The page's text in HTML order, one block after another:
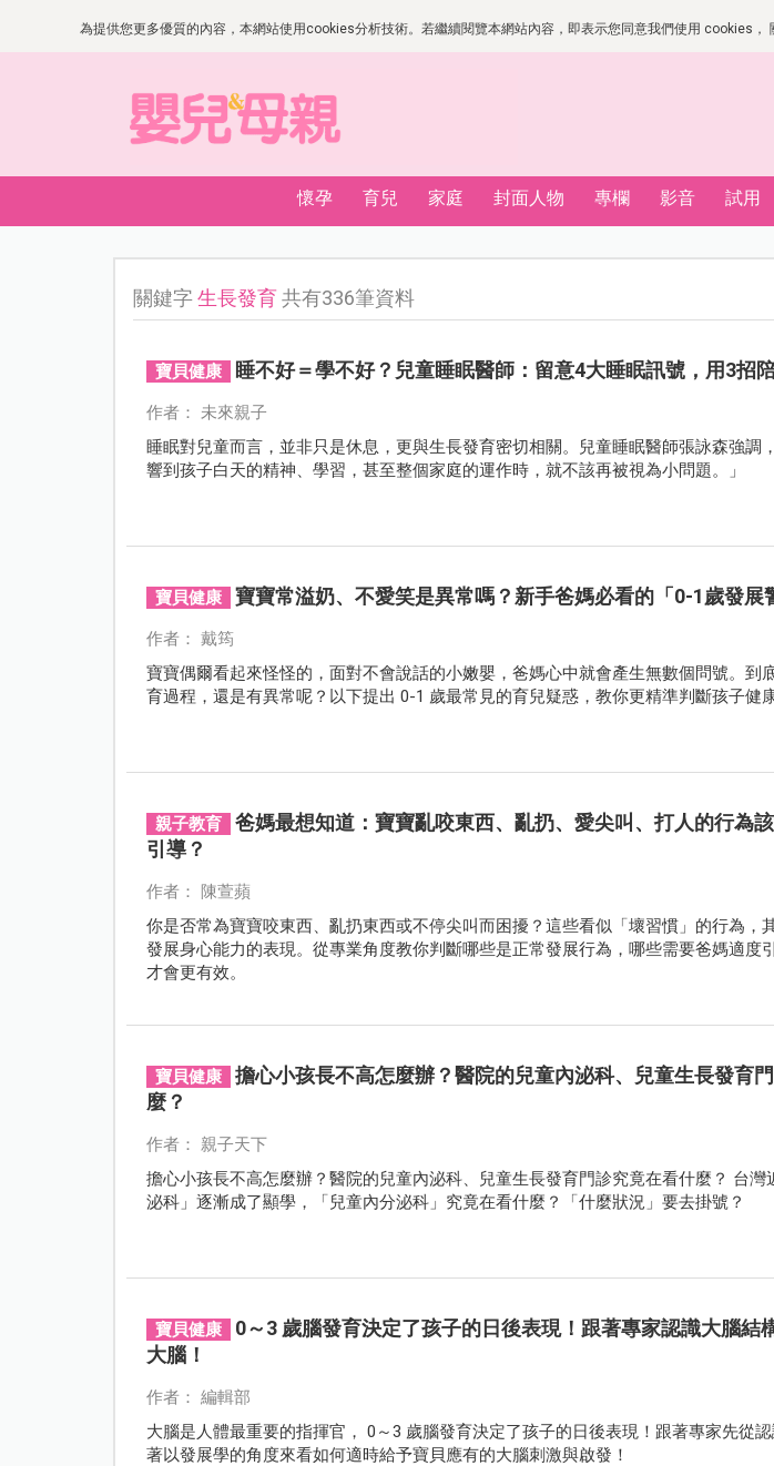
為提供您更多優質的內容，本網站使用cookies分析技術。若繼續閱覽本網站內容，即表示您同意我們使用 cookies，
懷孕 育兒 家庭 封面人物 專欄 影音 試用
關鍵字生長發育共有336筆資料
寶貝健康 睡不好＝學不好？兒童睡眠醫師：留意4大睡眠訊號，用3招
作者： 未來親子
睡眠對兒童而言，並非只是休息，更與生長發育密切相關。兒童睡眠醫師張詠森強調
響到孩子白天的精神、學習，甚至整個家庭的運作時，就不該再被視為小問題。」
寶貝健康 寶寶常溢奶、不愛笑是異常嗎？新手爸媽必看的「0-1歲發展
作者： 戴筠
寶寶偶爾看起來怪怪的，面對不會說話的小嫩嬰，爸媽心中就會產生無數個問號。到
育過程，還是有異常呢？以下提出 0-1 歲最常見的育兒疑惑，教你更精準判斷孩子健康
親子教育
爸媽最想知道：寶寶亂咬東西、亂扔、愛尖叫、打人的行為
引導？
作者： 陳萱蘋
你是否常為寶寶咬東西、亂扔東西或不停尖叫而困擾？這些看似「壞習慣」的行為，
發展身心能力的表現。從專業角度教你判斷哪些是正常發展行為，哪些需要爸媽適度
才會更有效。
寶貝健康
擔心小孩長不高怎麼辦？醫院的兒童內泌科、兒童生長發育
麼？
作者： 親子天下
擔心小孩長不高怎麼辦？醫院的兒童內泌科、兒童生長發育門診究竟在看什麼？ 台灣
泌科」逐漸成了顯學，「兒童內分泌科」究竟在看什麼？「什麼狀況」要去掛號？
寶貝健康
0～3 歲腦發育決定了孩子的日後表現！跟著專家認識大腦結
大腦！
作者： 編輯部
大腦是人體最重要的指揮官， 0～3 歲腦發育決定了孩子的日後表現！跟著專家先從
著以發展學的角度來看如何適時給予寶貝應有的大腦刺激與啟發！